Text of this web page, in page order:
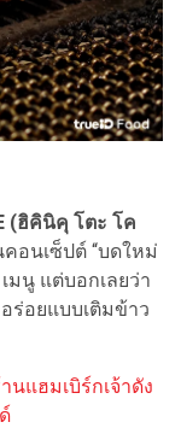
(ฮิคินิคุ โตะ โค
อนเซ็ปต์ “บดใหม่
มนู แต่บอกเลยว่า
ร่อยแบบเติมข้าว
นแฮมเบิร์กเจ้าดัง